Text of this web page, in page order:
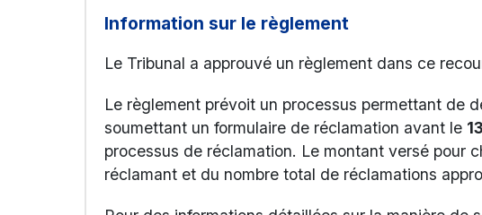
Information sur le règlement
Le Tribunal a approuvé un règlement dans ce
Le règlement prévoit un processus permettant de
soumettant un formulaire de réclamation avant le
processus de réclamation. Le montant versé pour
réclamant et du nombre total de réclamations